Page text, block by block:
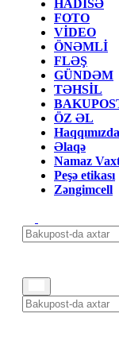
HADİSƏ
FOTO
VİDEO
ÖNƏMLİ
FLƏŞ
GÜNDƏM
TƏHSİL
ÖZ ƏL
Haqqımızda
Əlaqə
Namaz
Peşə etikası
Zəngimcell